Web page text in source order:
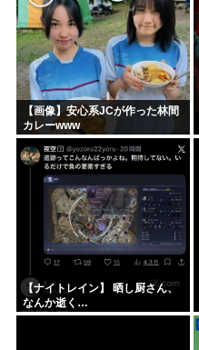
【画像】安心系JCが作った林間
カレーwww
【ナイトレイン】 晒し厨さん、
なんか逝く…